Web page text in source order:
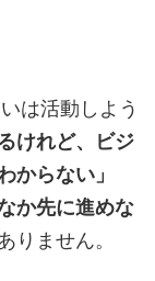
は活動しよう
けれど、ビジ
からない」
か先に進めな
りません。